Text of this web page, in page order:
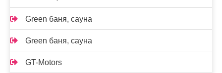
Green баня, сауна
Green баня, сауна
GT-Motors